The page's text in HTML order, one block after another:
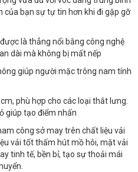
của bạn sự tự tin hơn khi đi gặp gỡ
là thẳng nổi bằng công nghệ
dài mà không bị mất nếp
giúp người mặc trông nam tính
phù hợp cho các loại thắt lưng.
giúp tạo điểm nhấn
công sở may trên chất liệu vải
vải tốt thấm hút mồ hôi, mặt vải
tinh tế, bền bỉ, tạo sự thoải mái